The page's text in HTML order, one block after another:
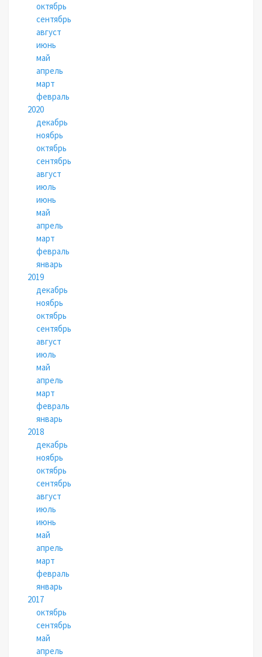
октябрь
сентябрь
август
июнь
май
апрель
март
февраль
2020
декабрь
ноябрь
октябрь
сентябрь
август
июль
июнь
май
апрель
март
февраль
январь
2019
декабрь
ноябрь
октябрь
сентябрь
август
июль
май
апрель
март
февраль
январь
2018
декабрь
ноябрь
октябрь
сентябрь
август
июль
июнь
май
апрель
март
февраль
январь
2017
октябрь
сентябрь
май
апрель